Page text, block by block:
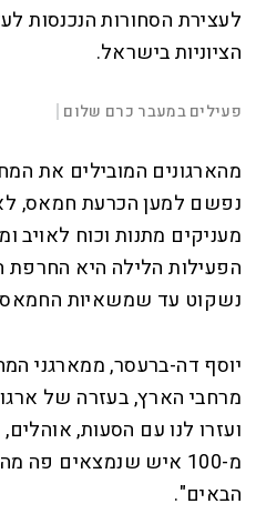
לעצירת הסחורות הנכנסות
הציוניות בישראל.
a
d
e
.
פעילים במעבר כרם שלום
מהארגונים המובילים את
נפשם למען הכרעת חמאס,
מעניקים מתנות וכוח
הפעילות הלילה היא החרפת
נשקוט עד שמשאיות החמאס
יוסף דה-ברעסר, ממארגני
מרחבי הארץ, בעזרה של
ועזרו לנו עם הסעות,
מ-100 איש שנמצאים
הבאים".